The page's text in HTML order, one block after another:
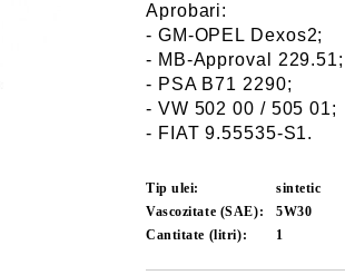
Aprobari:
- GM-OPEL Dexos2;
- MB-Approval 229.51;
- PSA B71 2290;
- VW 502 00 / 505 01;
- FIAT 9.55535-S1.
Tip ulei:
sintetic
Vascozitate (SAE):
5W30
Cantitate (litri):
1